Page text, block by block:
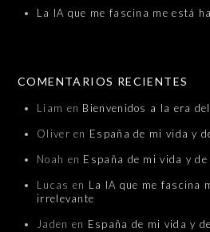
La IA que me fascina me está
COMENTARIOS RECIENTES
Liam en Bienvenidos a la era
Oliver en España de mi vida y
Noah en España de mi vida y de
Lucas en La IA que me fascina
irrelevante
Jaden en España de mi vida y